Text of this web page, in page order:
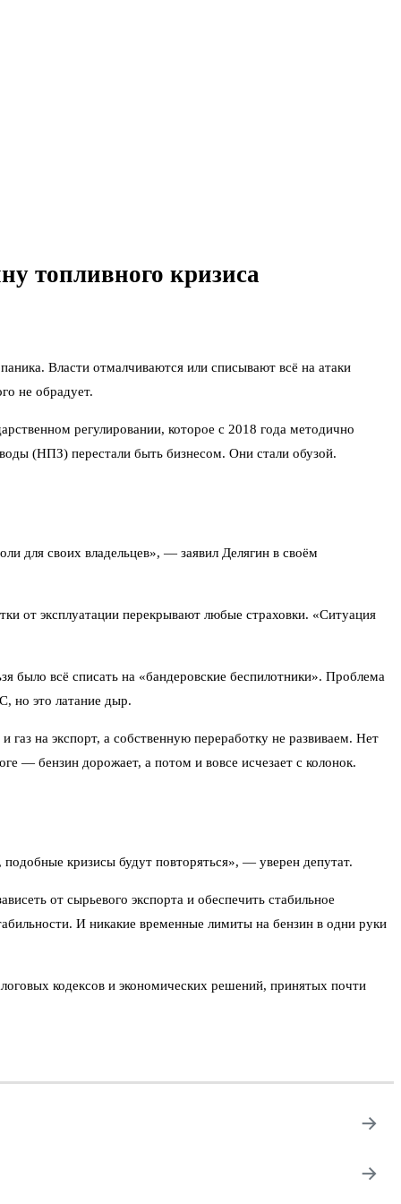
топливного кризиса
Власти отмалчиваются или списывают всё на атаки
не обрадует.
регулировании, которое с 2018 года методично
(НПЗ) перестали быть бизнесом. Они стали обузой.
для своих владельцев», — заявил Делягин в своём
от эксплуатации перекрывают любые страховки. «Ситуация
было всё списать на «бандеровские беспилотники». Проблема
но это латание дыр.
на экспорт, а собственную переработку не развиваем. Нет
— бензин дорожает, а потом и вовсе исчезает с колонок.
кризисы будут повторяться», — уверен депутат.
от сырьевого экспорта и обеспечить стабильное
И никакие временные лимиты на бензин в одни руки
кодексов и экономических решений, принятых почти
→
→